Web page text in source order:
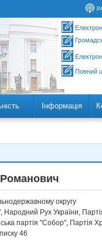
Повний
Інформація
округу
Рух України, Партія
партія "Собор",
46